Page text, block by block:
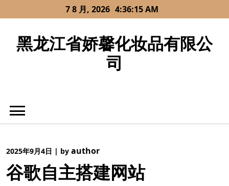
to
7 8 月, 2026 4:36:16 AM
黑龙江省娇馨化妆品有限公
司
2025年9月4日 | by author
谷歌自主搭建网站